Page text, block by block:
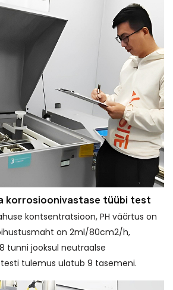
korrosioonivastase tüübi test
kontsentratsioon, PH väärtus on
on 2ml/80cm2/h,
tunni jooksul neutraalse
tulemus ulatub 9 tasemeni.